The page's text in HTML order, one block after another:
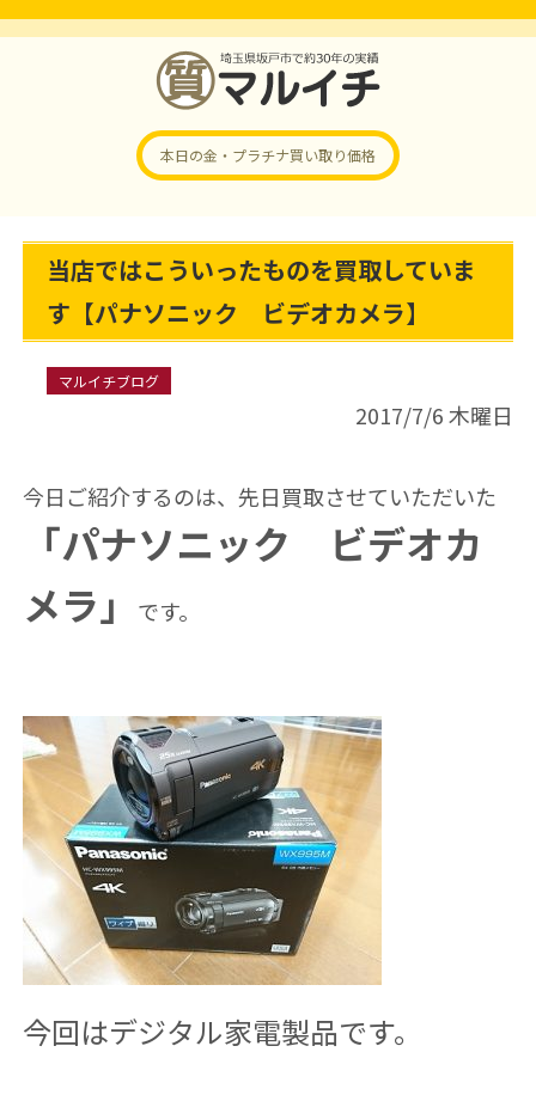
本日の金・プラチナ買い取り価格
当店ではこういったものを買取していま
す【パナソニック ビデオカメラ】
マルイチブログ
2017/7/6 木曜日
今日ご紹介するのは、先日買取させていただいた
「パナソニック ビデオカ
メラ」
です。
今回はデジタル家電製品です。